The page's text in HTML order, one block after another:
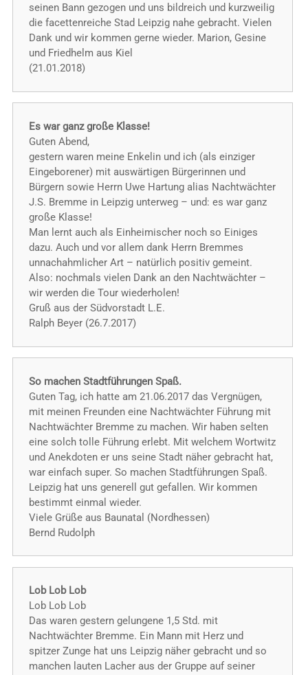
seinen Bann gezogen und uns bildreich und kurzweilig
die facettenreiche Stad Leipzig nahe gebracht. Vielen
Dank und wir kommen gerne wieder. Marion, Gesine
und Friedhelm aus Kiel
(21.01.2018)
Es war ganz große Klasse!
Guten Abend,
gestern waren meine Enkelin und ich (als einziger
Eingeborener) mit auswärtigen Bürgerinnen und
Bürgern sowie Herrn Uwe Hartung alias Nachtwächter
J.S. Bremme in Leipzig unterweg – und: es war ganz
große Klasse!
Man lernt auch als Einheimischer noch so Einiges
dazu. Auch und vor allem dank Herrn Bremmes
unnachahmlicher Art – natürlich positiv gemeint.
Also: nochmals vielen Dank an den Nachtwächter –
wir werden die Tour wiederholen!
Gruß aus der Südvorstadt L.E.
Ralph Beyer (26.7.2017)
So machen Stadtführungen Spaß.
Guten Tag, ich hatte am 21.06.2017 das Vergnügen,
mit meinen Freunden eine Nachtwächter Führung mit
Nachtwächter Bremme zu machen. Wir haben selten
eine solch tolle Führung erlebt. Mit welchem Wortwitz
und Anekdoten er uns seine Stadt näher gebracht hat,
war einfach super. So machen Stadtführungen Spaß.
Leipzig hat uns generell gut gefallen. Wir kommen
bestimmt einmal wieder.
Viele Grüße aus Baunatal (Nordhessen)
Bernd Rudolph
Lob Lob Lob
Lob Lob Lob
Das waren gestern gelungene 1,5 Std. mit
Nachtwächter Bremme. Ein Mann mit Herz und
spitzer Zunge hat uns Leipzig näher gebracht und so
manchen lauten Lacher aus der Gruppe auf seiner